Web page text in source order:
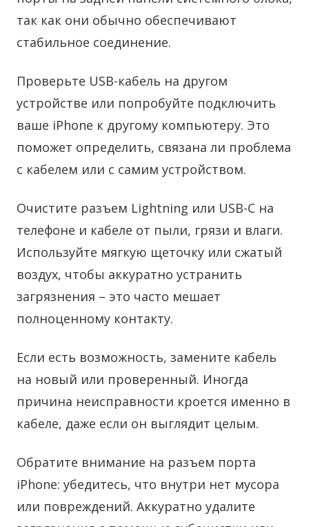
так как они обычно обеспечивают
стабильное соединение.
Проверьте USB-кабель на другом
устройстве или попробуйте подключить
ваше iPhone к другому компьютеру. Это
поможет определить, связана ли проблема
с кабелем или с самим устройством.
Очистите разъем Lightning или USB-C на
телефоне и кабеле от пыли, грязи и влаги.
Используйте мягкую щеточку или сжатый
воздух, чтобы аккуратно устранить
загрязнения – это часто мешает
полноценному контакту.
Если есть возможность, замените кабель
на новый или проверенный. Иногда
причина неисправности кроется именно в
кабеле, даже если он выглядит целым.
Обратите внимание на разъем порта
iPhone: убедитесь, что внутри нет мусора
или повреждений. Аккуратно удалите